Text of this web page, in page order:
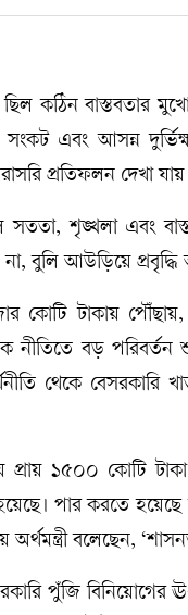
বাস্তবতার
এবং আসন্ন
প্রতিফলন দেখা
শৃঙ্খলা এবং
বুলি আউড়িয়ে প্রবৃদ্ধি
কোটি টাকায়
নীতিতে বড়
থেকে বেসরকারি
প্রায় ১৫০০ কোটি
পার করতে হয়েছে
বলেছেন,
পুঁজি বিনিয়োগের